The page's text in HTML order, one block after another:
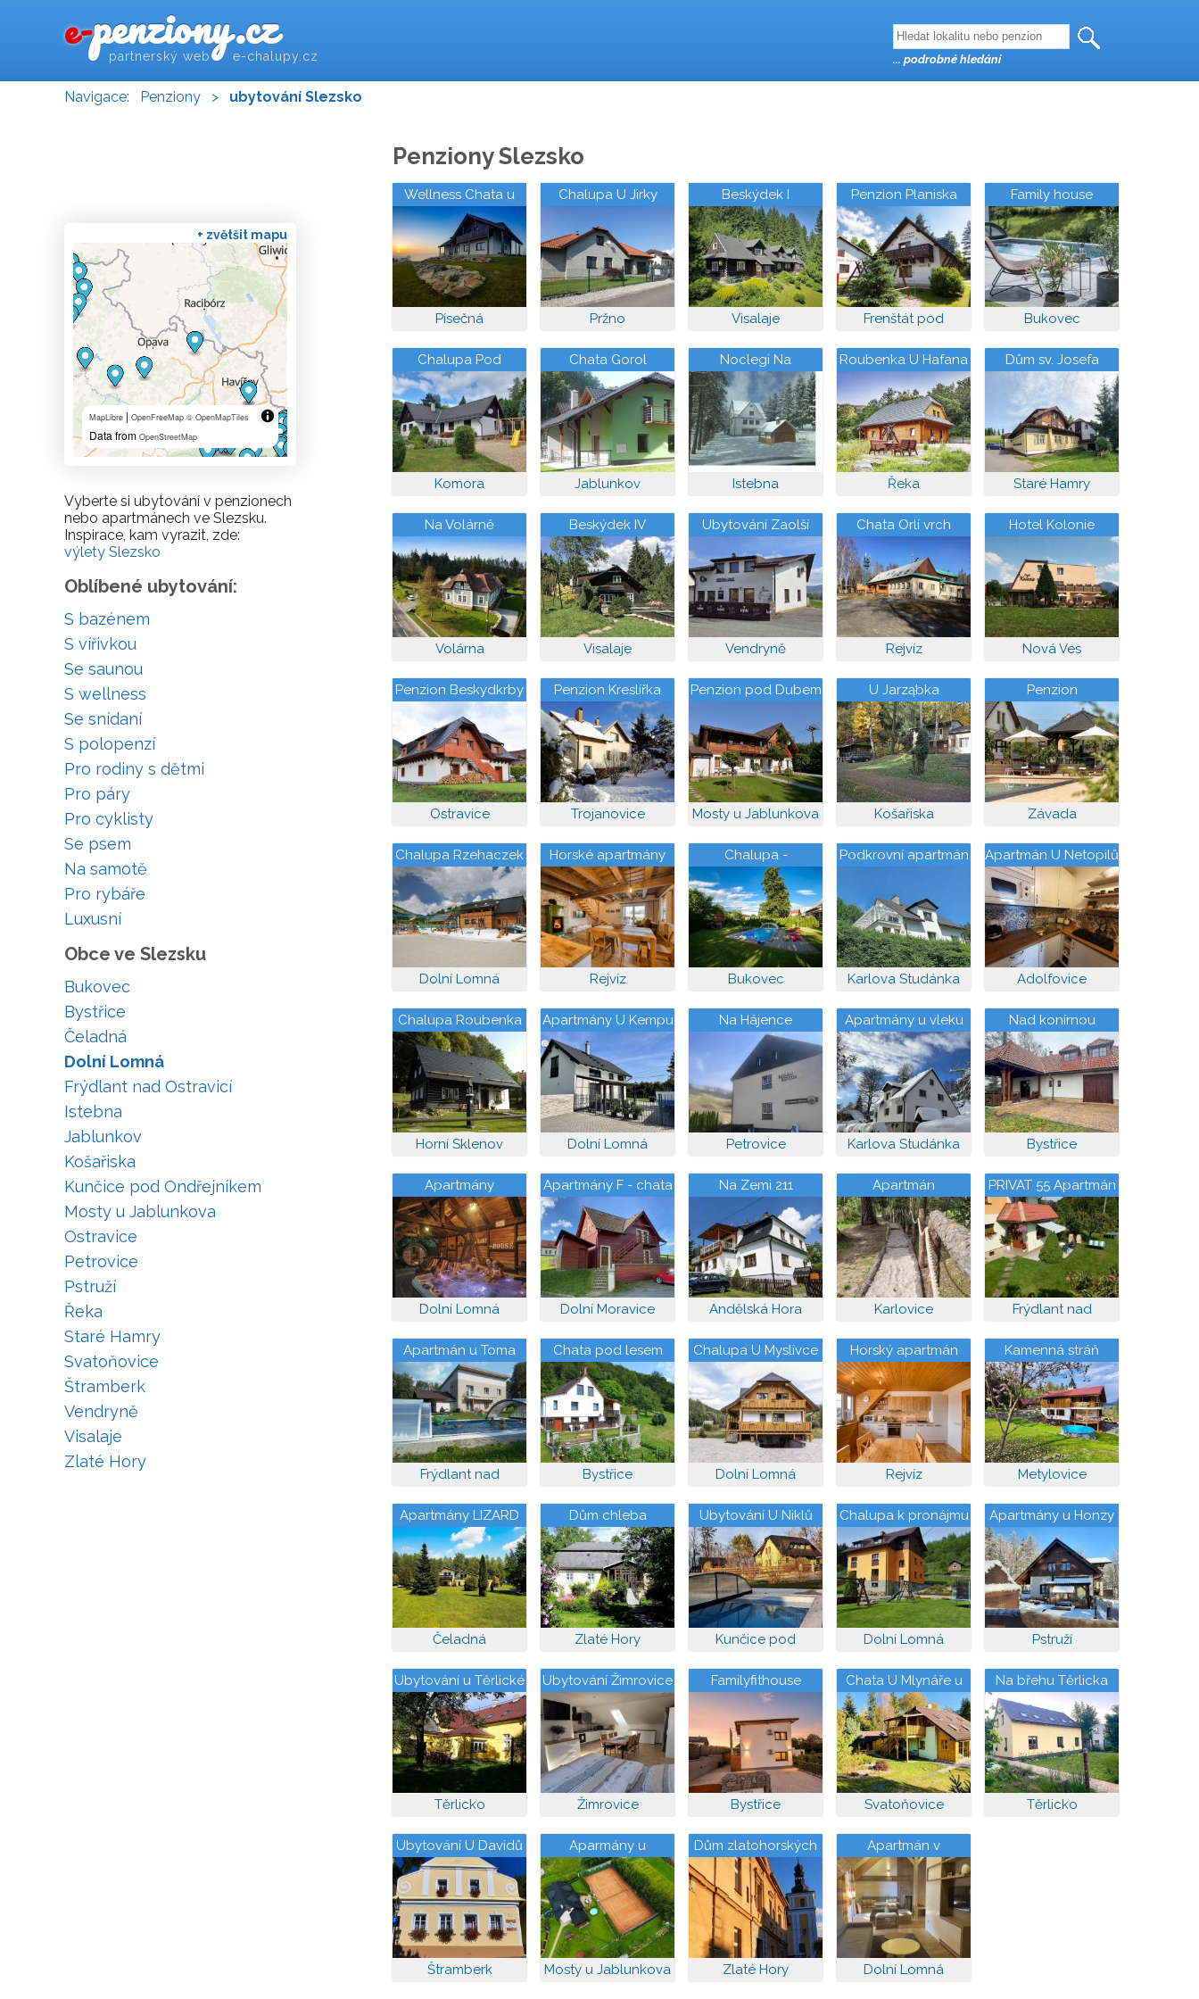
e-penziony.cz
partnerský web e-chalupy.cz
Navigace: Penziony > ubytování Slezsko
Penziony Slezsko
Wellness Chata u
Pinkasů
Písečná
Chalupa U Jirky
Pržno
Beskýdek I
Visalaje
Penzion Planiska
Frenštát pod
Family house
Bukovec
Chalupa Pod
oborou
Komora
Chata Gorol
Jablunkov
Noclegi Na
Andziołówce
Istebna
Roubenka U Hafana
Řeka
Dům sv. Josefa
Staré Hamry
Na Volárně
Volárna
Beskýdek IV
Visalaje
Ubytování Zaolší
Vendryně
Chata Orlí vrch
Rejvíz
Hotel Kolonie
Nová Ves
Penzion Beskydkrby
Ostravice
Penzion Kreslířka
Trojanovice
Penzion pod Dubem
Mosty u Jablunkova
U Jarząbka
Košařiska
Penzion
Závada
Chalupa Rzehaczek
Dolní Lomná
Horské apartmány
Borůvka a Brusinka
Rejvíz
Chalupa -
Apartmány Bukovec
s Bazénem
Bukovec
Podkrovní apartmán
Karlova Studánka
Apartmán U Netopilů
Adolfovice
Chalupa Roubenka
Horní Sklenov
Apartmány U Kempu
Dolní Lomná
Na Hájence
Petrovice
Apartmány u vleku
Karlova Studánka
Nad konírnou
Bystřice
Apartmány
Babyhouse
Dolní Lomná
Apartmány F - chata
Svoboděnka
Dolní Moravice
Na Zemi 211
Andělská Hora
Apartmán
Karlovice
PRIVAT 55 Apartmán
v zahradě
Frýdlant nad
Apartmán u Toma
Frýdlant nad
Chata pod lesem
Bystřice
Chalupa U Myslivce
Dolní Lomná
Horský apartmán
Vyhlídka, Rejvíz
Rejvíz
Kamenná stráň
Metylovice
Apartmány LIZARD
Čeladná
Dům chleba
Zlaté Hory
Ubytování U Niklů
Kunčice pod
Chalupa k pronájmu
Dolní Lomná
Apartmány u Honzy
Pstruží
Ubytování u Těrlické
přehrady
Těrlicko
Ubytování Žimrovice
Žimrovice
Familyfithouse
Bystřice
Chata U Mlynáře u
Kružberku
Svatoňovice
Na břehu Těrlicka
Těrlicko
Ubytování U Davidů
Štramberk
Aparmány u
tenisového kurtu
Mosty u Jablunkova
Dům zlatohorských
farářů
Zlaté Hory
Apartmán v
Beskydech
Dolní Lomná
+ zvětšit mapu
MapLibre | OpenFreeMap © OpenMapTiles
Data from OpenStreetMap
Vyberte si ubytování v penzionech
nebo apartmánech ve Slezsku.
Inspirace, kam vyrazit, zde:
výlety Slezsko
Oblíbené ubytování:
S bazénem
S vířivkou
Se saunou
S wellness
Se snídaní
S polopenzí
Pro rodiny s dětmi
Pro páry
Pro cyklisty
Se psem
Na samotě
Pro rybáře
Luxusní
Obce ve Slezsku
Bukovec
Bystřice
Čeladná
Dolní Lomná
Frýdlant nad Ostravicí
Istebna
Jablunkov
Košařiska
Kunčice pod Ondřejníkem
Mosty u Jablunkova
Ostravice
Petrovice
Pstruží
Řeka
Staré Hamry
Svatoňovice
Štramberk
Vendryně
Visalaje
Zlaté Hory
... podrobné hledání